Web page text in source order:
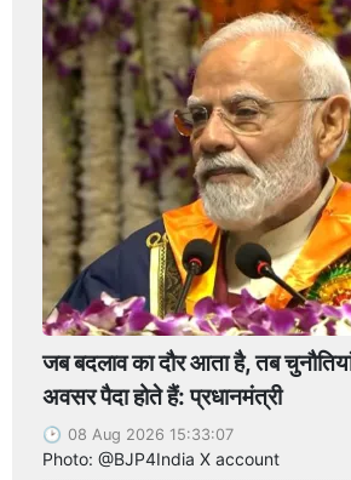
जब बदलाव का दौर आता है, तब
अवसर पैदा होते हैं: प्रधानमंत्री
08 Aug 2026 15:33:07
Photo: @BJP4India X account